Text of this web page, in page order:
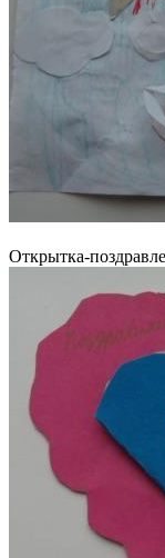
Открытка-